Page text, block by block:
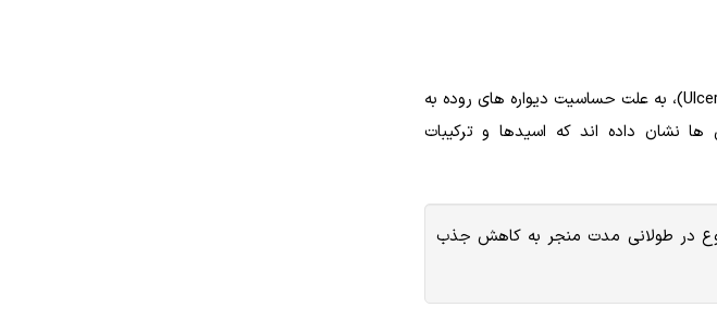
(Crohn's disease) و کولیت اولسراتیو (Ulcerative colitis)، به علت حساسیت دیواره های روده به
نشان داده اند که اسیدها و ترکیبات
در طولانی مدت منجر به کاهش جذب